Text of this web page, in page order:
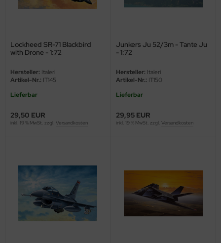
Lockheed SR-71 Blackbird
with Drone - 1:72
Hersteller: Italeri
Artikel-Nr.: IT145
Lieferbar
29,50 EUR
inkl. 19 % MwSt. zzgl. Versandkosten
Junkers Ju 52/3m - Tante Ju
- 1:72
Hersteller: Italeri
Artikel-Nr.: IT150
Lieferbar
29,95 EUR
inkl. 19 % MwSt. zzgl. Versandkosten